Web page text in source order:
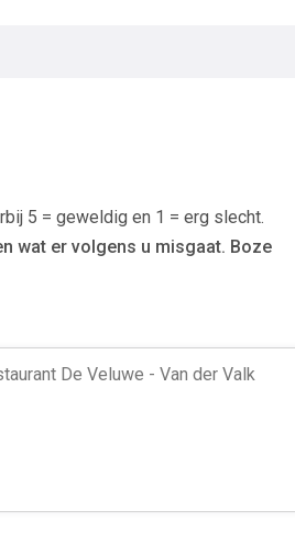
5 = geweldig en 1 = erg slecht.
wat er volgens u misgaat. Boze